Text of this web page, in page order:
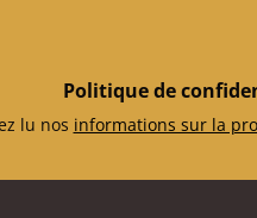
Politique de
lu nos informations sur la